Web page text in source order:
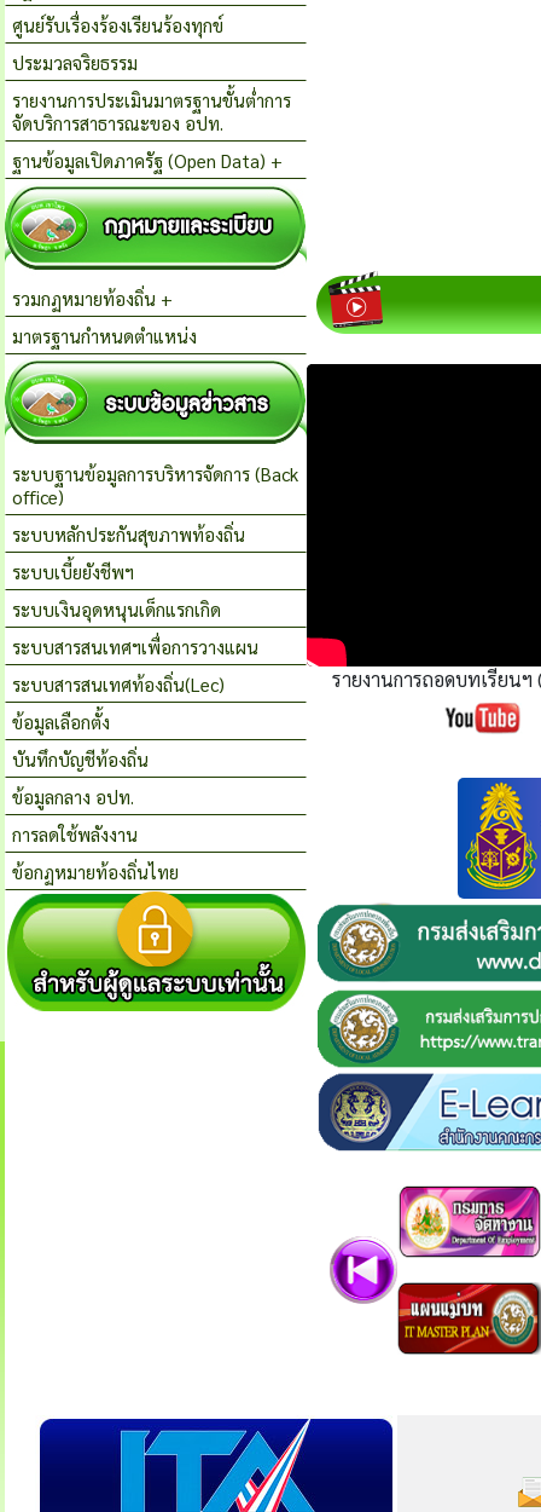
ศูนย์รับเรื่องร้องเรียนร้องทุกข์
ประมวลจริยธรรม
รายงานการประเมินมาตรฐานขั้นต่ำการ
จัดบริการสาธารณะของ อปท.
ฐานข้อมูลเปิดภาครัฐ (Open Data) +
รวมกฏหมายท้องถิ่น +
มาตรฐานกำหนดตำแหน่ง
ระบบฐานข้อมูลการบริหารจัดการ (Back
office)
ระบบหลักประกันสุขภาพท้องถิ่น
ระบบเบี้ยยังชีพฯ
ระบบเงินอุดหนุนเด็กแรกเกิด
ระบบสารสนเทศฯเพื่อการวางแผน
ระบบสารสนเทศท้องถิ่น(Lec)
ข้อมูลเลือกตั้ง
บันทึกบัญชีท้องถิ่น
ข้อมูลกลาง อปท.
การลดใช้พลังงาน
ข้อกฏหมายท้องถิ่นไทย
รายงานการถอดบทเรียนฯ